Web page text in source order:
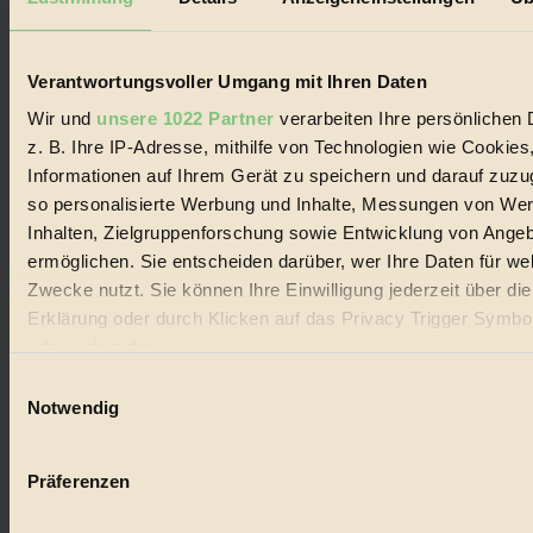
Verantwortungsvoller Umgang mit Ihren Daten
Wir und unsere 1022 Partner verarbeiten Ihre persönlichen
z. B. Ihre IP-Adresse, mithilfe von Technologien wie
Informationen auf Ihrem Gerät zu speichern und darauf
so personalisierte Werbung und Inhalte, Messungen von
Inhalten, Zielgruppenforschung sowie Entwicklung von
ermöglichen. Sie entscheiden darüber, wer Ihre Daten für
Zwecke nutzt. Sie können Ihre Einwilligung jederzeit über
Erklärung oder durch Klicken auf das Privacy Trigger
Wenn Sie es erlauben, würden wir auch gerne:
Ihr Gerät durch aktives Scannen nach bestimmten
Notwendig
Präferenzen
Biorama steht für einen nachhaltigen Lebensstil und bewussten
Lebenswandel. Es ist eine moderne Plattform für Ideen, Menschen
Handels mit Bioprodukten, des Fair-Trade sowie der Branche
alternativer Energien.
Social Media
22.601 Fans auf Facebook
3.415 Follower auf Twitter
Folge uns auf Instagram
Themen
Bio
Vegan